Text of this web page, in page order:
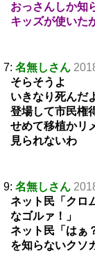
おっさんしか知
キッズが使いた
7: 名無しさん
そらそうよ
いきなり死んだ
登場して市民権
せめて移植かリ
見られないわ
9: 名無しさん
ネット民「クロ
なゴルァ！」
ネット民「はぁ
を知らないクソ